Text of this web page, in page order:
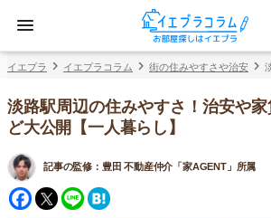
イエプラ イエプラコラム 街の住みやすさや治安
淡路駅周辺の住みやすさ！治安や
ど大公開【一人暮らし】
記事の監修： 豊田 不動産仲介「家AGENT」所属
Facebook
Twitter
Line